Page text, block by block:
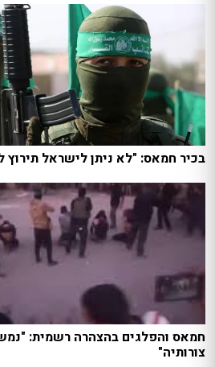
בכיר חמאס: "לא ניתן לישראל
חמאס והפלגים בהצהרה רשמית:
צורותיה"